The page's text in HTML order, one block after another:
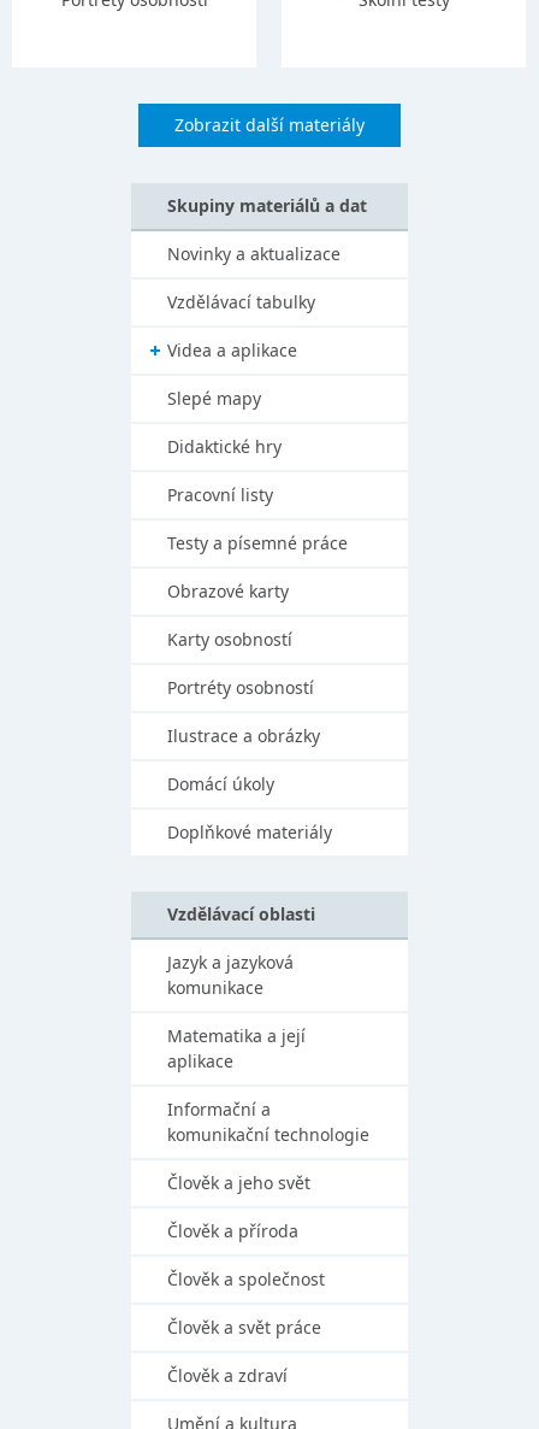
Zobrazit další materiály
Skupiny materiálů a dat
Novinky a aktualizace
Vzdělávací tabulky
Videa a aplikace
Slepé mapy
Didaktické hry
Pracovní listy
Testy a písemné práce
Obrazové karty
Karty osobností
Portréty osobností
Ilustrace a obrázky
Domácí úkoly
Doplňkové materiály
Vzdělávací oblasti
Jazyk a jazyková
komunikace
Matematika a její
aplikace
Informační a
komunikační technologie
Člověk a jeho svět
Člověk a příroda
Člověk a společnost
Člověk a svět práce
Člověk a zdraví
Umění a kultura